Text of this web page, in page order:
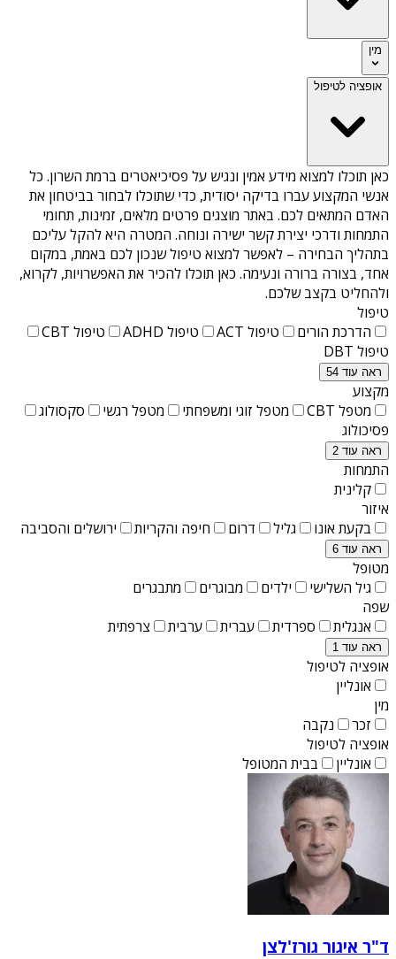
מין
אופציה לטיפול
כאן תוכלו למצוא מידע אמין ונגיש על פסיכיאטרים ברמת השרון. כל
אנשי המקצוע עברו בדיקה יסודית, כדי שתוכלו לבחור בביטחון את
האדם המתאים לכם. באתר מוצגים פרטים מלאים, זמינות, תחומי
התמחות ודרכי יצירת קשר ישירה ונוחה. המטרה היא להקל עליכם
בתהליך הבחירה – לאפשר למצוא טיפול שנכון לכם באמת, במקום
אחד, בצורה ברורה ונעימה. כאן תוכלו להכיר את האפשרויות, לקרוא,
ולהחליט בקצב שלכם.
טיפול
הדרכת הורים
טיפול ACT טיפול ADHD
טיפול CBT
טיפול DBT
ראה עוד 54
מקצוע
מטפל CBT
מטפל זוגי ומשפחתי מטפל רגשי
סקסולוג
פסיכולוג
ראה עוד 2
התמחות
קלינית
איזור
בקעת אונו
גליל דרום חיפה והקריות ירושלים והסביבה
ראה עוד 6
מטופל
גיל השלישי
ילדים מבוגרים
מתבגרים
שפה
אנגלית
ספרדית עברית ערבית צרפתית
ראה עוד 1
אופציה לטיפול
אונליין
מין
זכר
נקבה
אופציה לטיפול
אונליין
בבית המטופל
ד"ר איגור גורז'לצן